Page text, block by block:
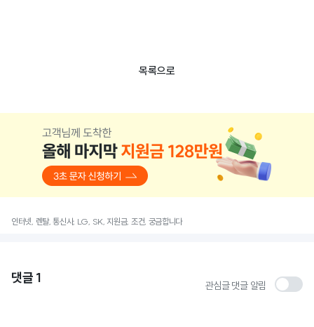
목록으로
인터넷, 렌탈, 통신사, LG, SK, 지원금, 조건, 궁금합니다
댓글 1 관심글 댓글 알림